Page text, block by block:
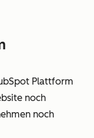
Plattform
noch
noch